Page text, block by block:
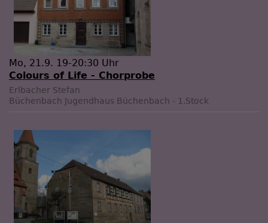
Mo, 21.9. 19-20:30 Uhr
Colours of Life - Chorprobe
Erlbacher Stefan
Büchenbach Jugendhaus Büchenbach - 1.Stock